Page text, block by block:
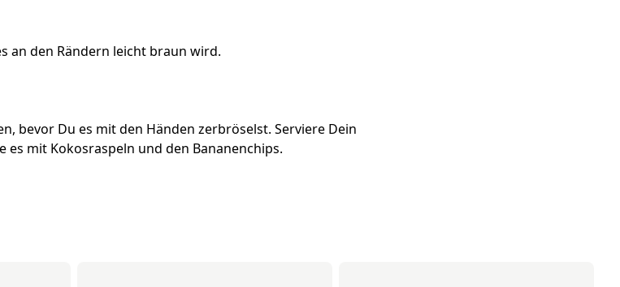
an den Rändern leicht braun wird.
bevor Du es mit den Händen zerbröselst. Serviere Dein
mit Kokosraspeln und den Bananenchips.